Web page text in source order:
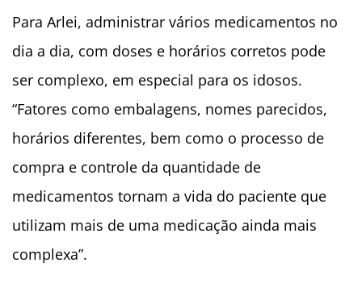
Para Arlei, administrar vários medicamentos no
dia a dia, com doses e horários corretos pode
ser complexo, em especial para os idosos.
“Fatores como embalagens, nomes parecidos,
horários diferentes, bem como o processo de
compra e controle da quantidade de
medicamentos tornam a vida do paciente que
utilizam mais de uma medicação ainda mais
complexa”.